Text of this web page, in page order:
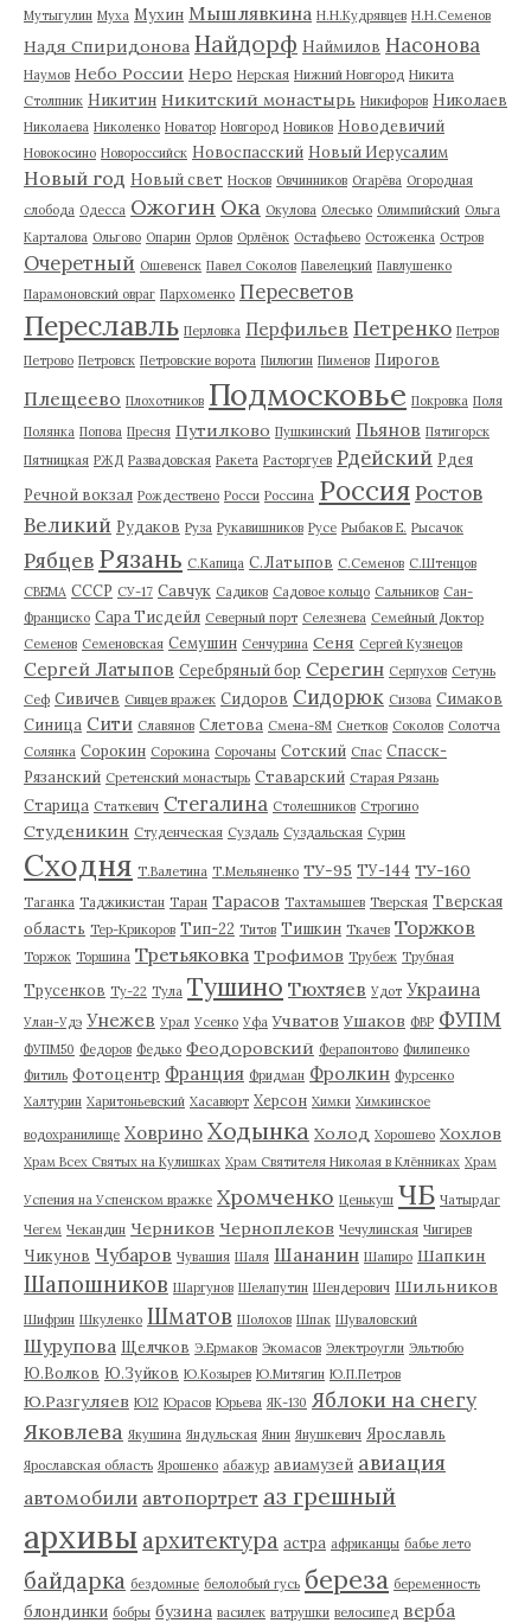
Мутыгулин Муха Мухин Мышлявкина Н.Н.Кудрявцев Н.Н.Семенов
Надя Спиридонова Найдорф Наймилов Насонова
Наумов Небо России Неро Нерская Нижний Новгород Никита
Столпник Никитин Никитский монастырь Никифоров Николаев
Николаева Николенко Новатор Новгород Новиков Новодевичий
Новокосино Новороссийск Новоспасский Новый Иерусалим
Новый год Новый свет Носков Овчинников Огарёва Огородная
слобода Одесса Ожогин Ока Окулова Олесько Олимпийский Ольга
Карталова Ольгово Опарин Орлов Орлёнок Остафьево Остоженка Остров
Очеретный Ошевенск Павел Соколов Павелецкий Павлушенко
Парамоновский овраг Пархоменко Пересветов
Переславль Перловка Перфильев Петренко Петров
Петрово Петровск Петровские ворота Пилюгин Пименов Пирогов
Плещеево Плохотников Подмосковье Покровка Поля
Полянка Попова Пресня Путилково Пушкинский Пьянов Пятигорск
Пятницкая РЖД Развадовская Ракета Расторгуев Рдейский Рдея
Речной вокзал Рождествено Росси Россина Россия Ростов
Великий Рудаков Руза Рукавишников Русе Рыбаков Е. Рысачок
Рябцев Рязань С.Капица С.Латыпов С.Семенов С.Штенцов
СВЕМА СССР СУ-17 Савчук Садиков Садовое кольцо Сальников Сан-
Франциско Сара Тисдейл Северный порт Селезнева Семейный Доктор
Семенов Семеновская Семушин Сенчурина Сеня Сергей Кузнецов
Сергей Латыпов Серебряный бор Серегин Серпухов Сетунь
Сеф Сивичев Сивцев вражек Сидоров Сидорюк Сизова Симаков
Синица Сити Славянов Слетова Смена-8М Снетков Соколов Солотча
Солянка Сорокин Сорокина Сорочаны Сотский Спас Спасск-
Рязанский Сретенский монастырь Ставарский Старая Рязань
Старица Статкевич Стегалина Столешников Строгино
Студеникин Студенческая Суздаль Суздальская Сурин
Сходня Т.Валетина Т.Мельяненко ТУ-95 ТУ-144 ТУ-160
Таганка Таджикистан Таран Тарасов Тахтамышев Тверская Тверская
область Тер-Крикоров Тип-22 Титов Тишкин Ткачев Торжков
Торжок Торшина Третьяковка Трофимов Трубеж Трубная
Трусенков Ту-22 Тула Тушино Тюхтяев Удот Украина
Улан-Удэ Унежев Урал Усенко Уфа Учватов Ушаков ФВР ФУПМ
ФУПМ50 Федоров Федько Феодоровский Ферапонтово Филипенко
Фитиль Фотоцентр Франция Фридман Фролкин Фурсенко
Халтурин Харитоньевский Хасавюрт Херсон Химки Химкинское
водохранилище Ховрино Ходынка Холод Хорошево Хохлов
Храм Всех Святых на Кулишках Храм Святителя Николая в Клённиках Храм
Успения на Успенском вражке Хромченко Ценькуш ЧБ Чатырдаг
Чегем Чекандин Черников Черноплеков Чечулинская Чигирев
Чикунов Чубаров Чувашия Шаля Шананин Шапиро Шапкин
Шапошников Шаргунов Шелапутин Шендерович Шильников
Шифрин Шкуленко Шматов Шолохов Шпак Шуваловский
Шурупова Щелчков Э.Ермаков Экомасов Электроугли Эльтюбю
Ю.Волков Ю.Зуйков Ю.Козырев Ю.Митягин Ю.П.Петров
Ю.Разгуляев Ю12 Юрасов Юрьева ЯК-130 Яблоки на снегу
Яковлева Якушина Яндульская Янин Янушкевич Ярославль
Ярославская область Ярошенко абажур авиамузей авиация
автомобили автопортрет аз грешный
архивы архитектура астра африканцы бабье лето
байдарка бездомные белолобый гусь береза беременность
блондинки бобры бузина василек ватрушки велосипед верба